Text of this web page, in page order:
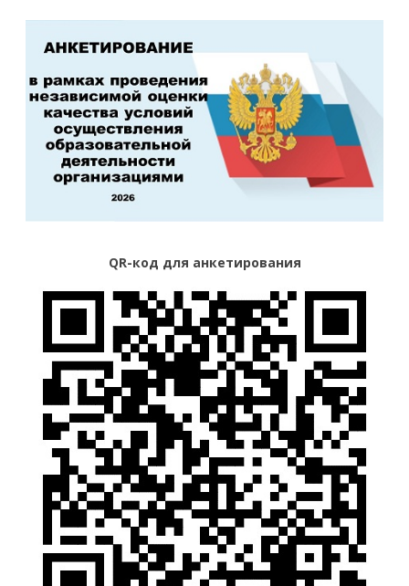
QR-код для анкетирования